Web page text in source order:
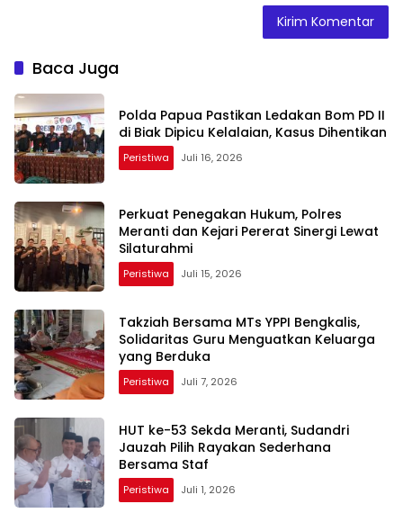
Baca Juga
Polda Papua Pastikan Ledakan Bom PD II
di Biak Dipicu Kelalaian, Kasus Dihentikan
Peristiwa Juli 16, 2026
Perkuat Penegakan Hukum, Polres
Meranti dan Kejari Pererat Sinergi Lewat
Silaturahmi
Peristiwa Juli 15, 2026
Takziah Bersama MTs YPPI Bengkalis,
Solidaritas Guru Menguatkan Keluarga
yang Berduka
Peristiwa Juli 7, 2026
HUT ke-53 Sekda Meranti, Sudandri
Jauzah Pilih Rayakan Sederhana
Bersama Staf
Peristiwa Juli 1, 2026